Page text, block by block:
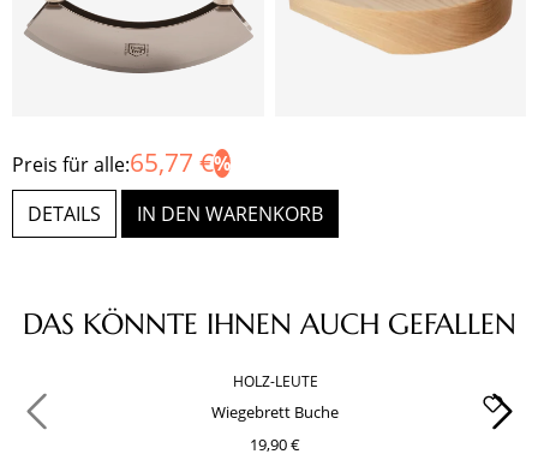
Preis für alle:65,77 €
DETAILS IN DEN WARENKORB
Produktgalerie überspringen
DAS KÖNNTE IHNEN AUCH GEFALLEN
HOLZ-LEUTE
Wiegebrett Buche
19,90 €